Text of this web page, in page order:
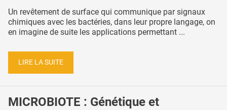
Un revêtement de surface qui communique par signaux
chimiques avec les bactéries, dans leur propre langage, on
en imagine de suite les applications permettant ...
LIRE LA SUITE
MICROBIOTE : Génétique et